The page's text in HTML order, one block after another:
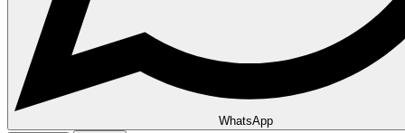
WhatsApp